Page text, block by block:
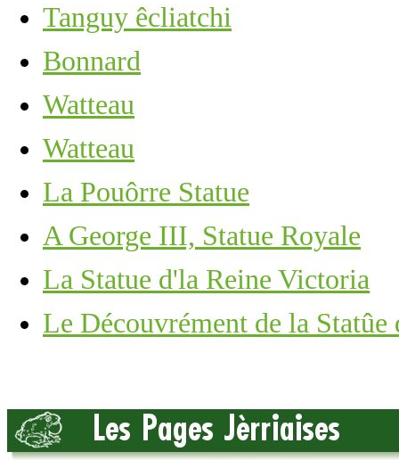
Tanguy êcliatchi
Bonnard
Watteau
Watteau
La Pouôrre Statue
A George III, Statue Royale
La Statue d'la Reine Victoria
Le Découvrément de la